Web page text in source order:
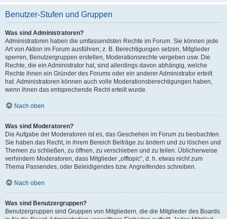
Benutzer-Stufen und Gruppen
Was sind Administratoren?
Administratoren haben die umfassendsten Rechte im Forum. Sie können jede
Art von Aktion im Forum ausführen; z. B. Berechtigungen setzen, Mitglieder
sperren, Benutzergruppen erstellen, Moderationsrechte vergeben usw. Die
Rechte, die ein Administrator hat, sind allerdings davon abhängig, welche
Rechte ihnen ein Gründer des Forums oder ein anderer Administrator erteilt
hat. Administratoren können auch volle Moderationsberechtigungen haben,
wenn ihnen das entsprechende Recht erteilt wurde.
Nach oben
Was sind Moderatoren?
Die Aufgabe der Moderatoren ist es, das Geschehen im Forum zu beobachten.
Sie haben das Recht, in ihrem Bereich Beiträge zu ändern und zu löschen und
Themen zu schließen, zu öffnen, zu verschieben und zu teilen. Üblicherweise
verhindern Moderatoren, dass Mitglieder „offtopic“, d. h. etwas nicht zum
Thema Passendes, oder Beleidigendes bzw. Angreifendes schreiben.
Nach oben
Was sind Benutzergruppen?
Benutzergruppen sind Gruppen von Mitgliedern, die die Mitglieder des Boards